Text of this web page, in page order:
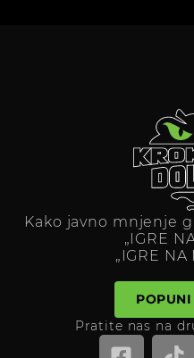
Kako javno mnjenje
„IGRE
„IGRE NA
Pratite nas na